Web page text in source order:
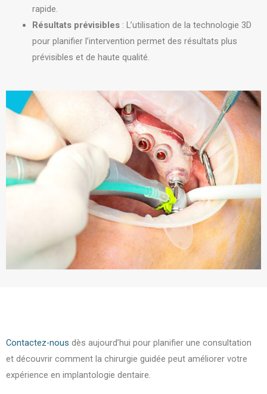
rapide.
Résultats prévisibles: L’utilisation de la technologie 3D
pour planifier l’intervention permet des résultats plus
prévisibles et de haute qualité.
Contactez-nous dès aujourd’hui pour planifier une consultation
et découvrir comment la chirurgie guidée peut améliorer votre
expérience en implantologie dentaire.